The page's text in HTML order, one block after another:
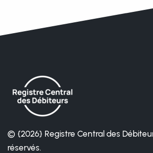
© {2026} Registre Central des
réservés.